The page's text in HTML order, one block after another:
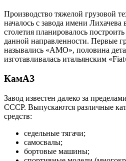
Производство тяжелой грузовой
началось с завода имени
столетия планировалось
данной направленности. Первые
назывались «АМО», половина
изготавливалась итальянским
КамАЗ
Завод известен далеко за
СССР. Выпускаются различные
средств:
седельные тягачи;
самосвалы;
бортовые машины;